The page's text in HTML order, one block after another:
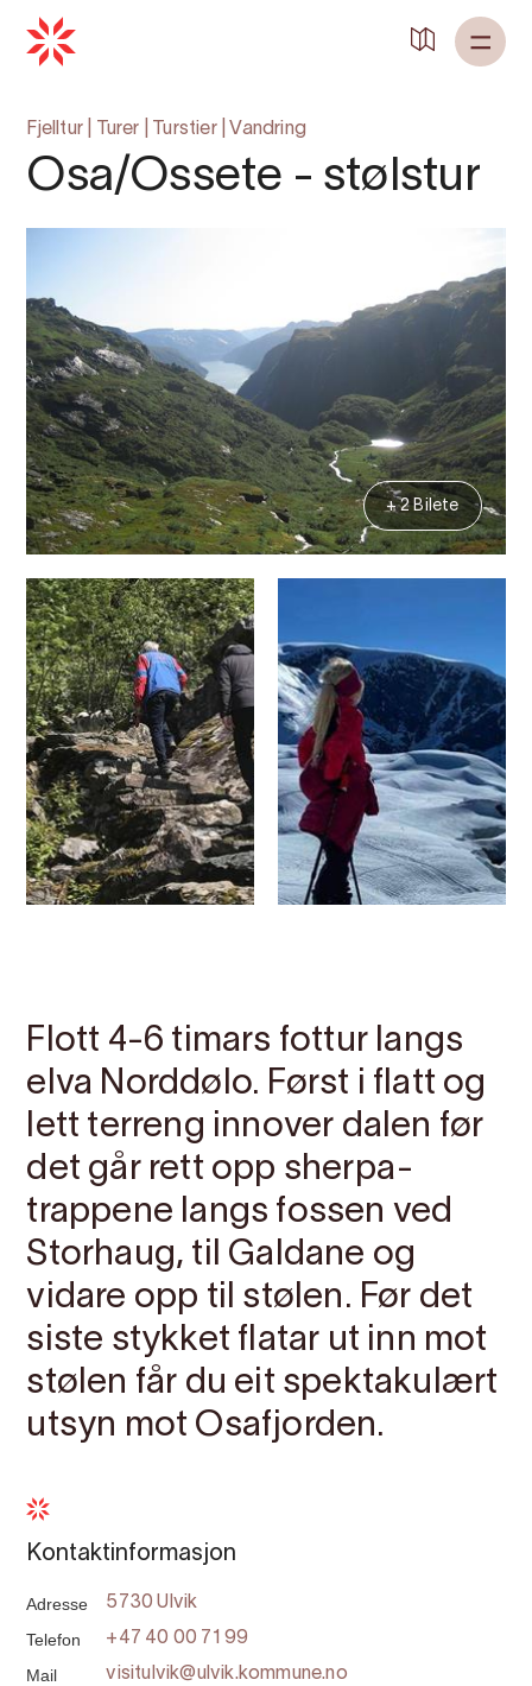
Fjelltur Turer Turstier| Vandring
Osa/Ossete - stølstur
+ 2 Bilete
Flott 4-6 timars fottur langs
elva Norddølo. Først i flatt og
lett terreng innover dalen før
det går rett opp sherpa-
trappene langs fossen ved
Storhaug, til Galdane og
vidare opp til stølen. Før det
siste stykket flatar ut inn mot
stølen får du eit spektakulært
utsyn mot Osafjorden.
Kontaktinformasjon
Adresse 5730 Ulvik
Telefon +47 40 00 71 99
Mail visitulvik@ulvik.kommune.no